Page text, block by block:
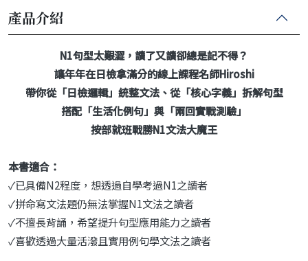
產品介紹
N1句型太艱澀，讀了又讀卻總是記不得？
讓年年在日檢拿滿分的線上課程名師Hiroshi
帶你從「日檢邏輯」統整文法、從「核心字義」拆解句型
搭配「生活化例句」與「兩回實戰測驗」
按部就班戰勝N1文法大魔王
本書適合：
✓已具備N2程度，想透過自學考過N1之讀者
✓拼命寫文法題仍無法掌握N1文法之讀者
✓不擅長背誦，希望提升句型應用能力之讀者
✓喜歡透過大量活潑且實用例句學文法之讀者